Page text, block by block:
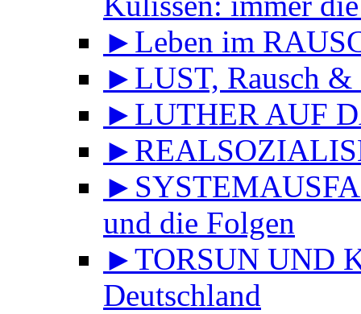
►Leben im
►LUST, Rausch
►LUTHER AUF
und die Folgen
►TORSUN UND
Deutschland